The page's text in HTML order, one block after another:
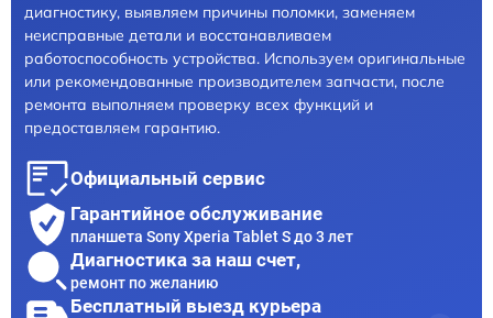
диагностику, выявляем причины поломки, заменяем
неисправные детали и восстанавливаем
работоспособность устройства. Используем оригинальные
или рекомендованные производителем запчасти, после
ремонта выполняем проверку всех функций и
предоставляем гарантию.
Официальный сервис
Гарантийное обслуживание
планшета Sony Xperia Tablet S до 3 лет
Диагностика за наш счет,
ремонт по желанию
Бесплатный выезд курьера